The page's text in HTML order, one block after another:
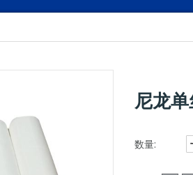
尼龙
数量: